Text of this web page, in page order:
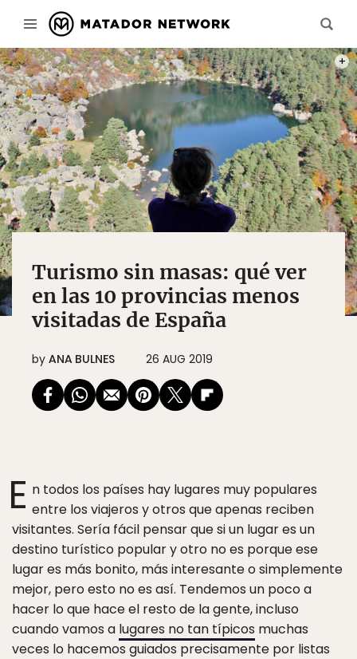
Turismo sin masas: qué ver
en las 10 provincias menos
visitadas de España
by ANA BULNES 26 AUG 2019
E n todos los países hay lugares muy populares
entre los viajeros y otros que apenas reciben
visitantes. Sería fácil pensar que si un lugar es un
destino turístico popular y otro no es porque ese
lugar es más bonito, más interesante o simplemente
mejor, pero esto no es así. Tendemos un poco a
hacer lo que hace el resto de la gente, incluso
cuando vamos a lugares no tan típicos muchas
veces lo hacemos guiados precisamente por listas